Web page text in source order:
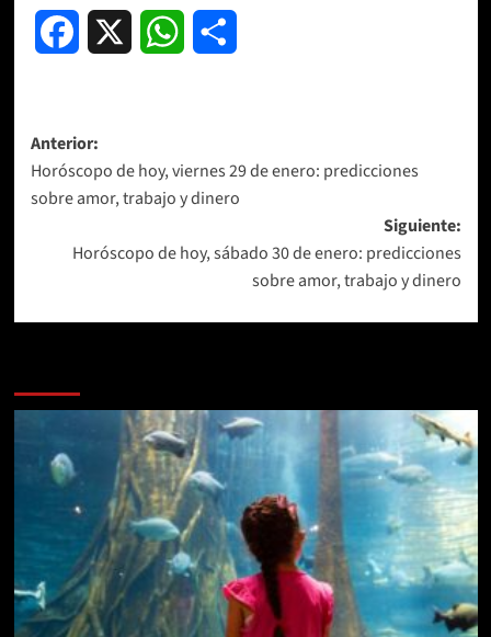
Facebook WhatsApp
Navegación
de
entradas
Anterior:
Horóscopo de hoy, viernes 29 de enero: predicciones
sobre amor, trabajo y dinero
Siguiente:
Horóscopo de hoy, sábado 30 de enero: predicciones
sobre amor, trabajo y dinero